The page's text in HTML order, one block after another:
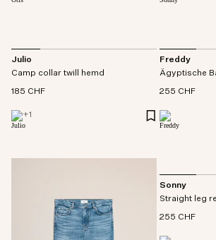
Julio
Camp collar twill hemd
185 CHF
+1
Freddy
Ägyptische
255 CHF
Sonny
Straight leg
255 CHF